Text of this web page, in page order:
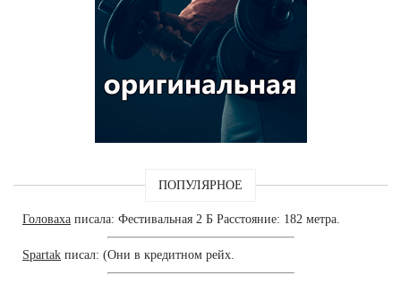
ПОПУЛЯРНОЕ
Головаха писала: Фестивальная 2 Б Расстояние: 182 метра.
Spartak писал: (Они в кредитном рейх.